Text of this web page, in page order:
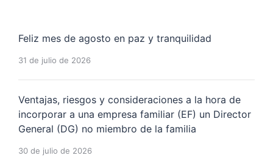
Feliz mes de agosto en paz y tranquilidad
31 de julio de 2026
Ventajas, riesgos y consideraciones a la hora de
incorporar a una empresa familiar (EF) un Director
General (DG) no miembro de la familia
30 de julio de 2026